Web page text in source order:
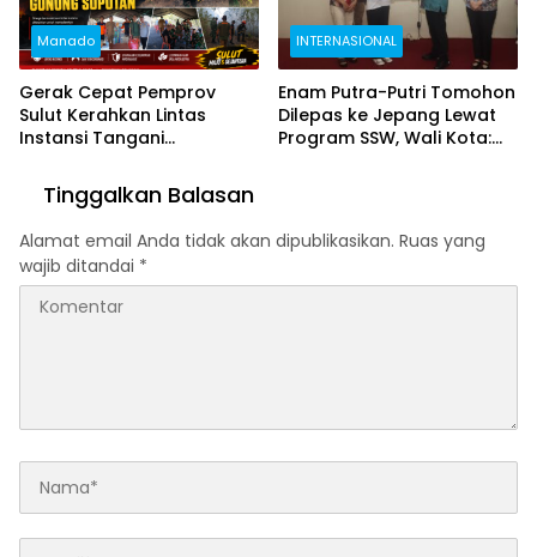
Manado
Gerak Cepat Pemprov
Sulut Kerahkan Lintas
Instansi Tangani
Soputan
INTERNASIONAL
Enam Putra-Putri Tomohon
Dilepas ke Jepang Lewat
Program SSW, Wali Kota:
Tinggalkan Balasan
Alamat email Anda tidak akan dipublikasikan. Ruas yang
wajib ditandai *